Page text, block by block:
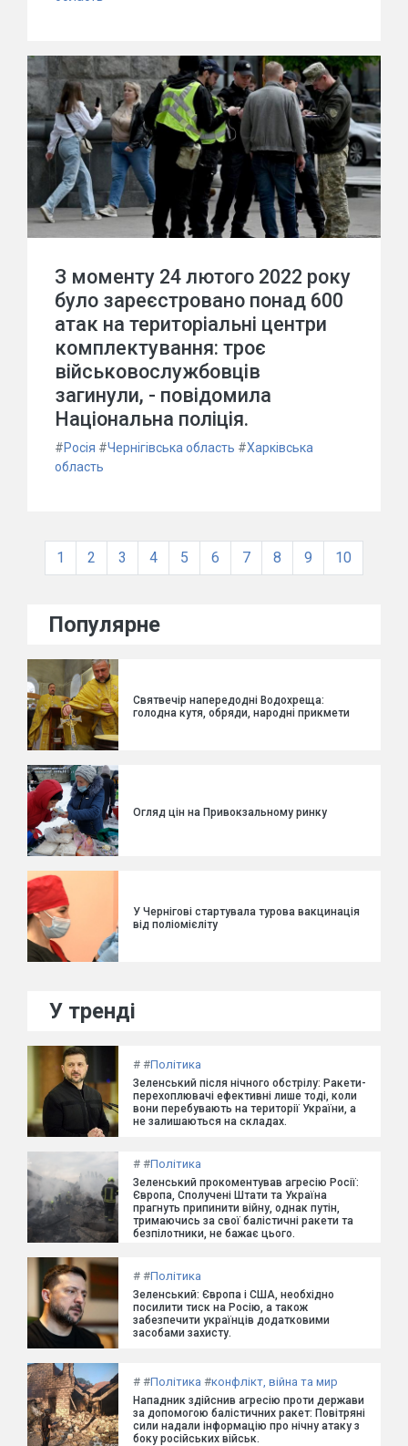
З моменту 24 лютого 2022 року
було зареєстровано понад 600
атак на територіальні центри
комплектування: троє
військовослужбовців
загинули, - повідомила
Національна поліція.
#Росія #Чернігівська область #Харківська
область
1 2 3 4 5 6 7 8 9 10
Популярне
Святвечір напередодні Водохреща:
голодна кутя, обряди, народні прикмети
Огляд цін на Привокзальному ринку
У Чернігові стартувала турова вакцинація
від поліомієліту
У тренді
# #Політика
Зеленський після нічного обстрілу: Ракети-
перехоплювачі ефективні лише тоді, коли
вони перебувають на території України, а
не залишаються на складах.
# #Політика
Зеленський прокоментував агресію Росії:
Європа, Сполучені Штати та Україна
прагнуть припинити війну, однак путін,
тримаючись за свої балістичні ракети та
безпілотники, не бажає цього.
# #Політика
Зеленський: Європа і США, необхідно
посилити тиск на Росію, а також
забезпечити українців додатковими
засобами захисту.
# #Політика #конфлікт, війна та мир
Нападник здійснив агресію проти держави
за допомогою балістичних ракет: Повітряні
сили надали інформацію про нічну атаку з
боку російських військ.